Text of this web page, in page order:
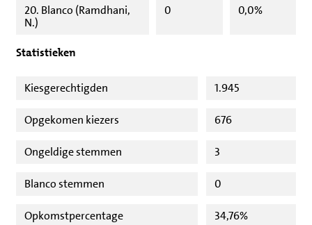
20. Blanco (Ramdhani,
N.)
0 0,0%
Statistieken
Kiesgerechtigden 1.945
Opgekomen kiezers 676
Ongeldige stemmen 3
Blanco stemmen 0
Opkomstpercentage 34,76%